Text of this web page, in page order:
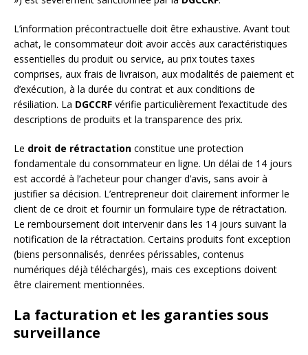
L’information précontractuelle doit être exhaustive. Avant tout
achat, le consommateur doit avoir accès aux caractéristiques
essentielles du produit ou service, au prix toutes taxes
comprises, aux frais de livraison, aux modalités de paiement et
d’exécution, à la durée du contrat et aux conditions de
résiliation. La DGCCRF vérifie particulièrement l’exactitude des
descriptions de produits et la transparence des prix.
Le droit de rétractation constitue une protection
fondamentale du consommateur en ligne. Un délai de 14 jours
est accordé à l’acheteur pour changer d’avis, sans avoir à
justifier sa décision. L’entrepreneur doit clairement informer le
client de ce droit et fournir un formulaire type de rétractation.
Le remboursement doit intervenir dans les 14 jours suivant la
notification de la rétractation. Certains produits font exception
(biens personnalisés, denrées périssables, contenus
numériques déjà téléchargés), mais ces exceptions doivent
être clairement mentionnées.
La facturation et les garanties sous
surveillance